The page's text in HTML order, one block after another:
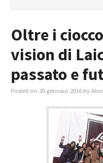
MASTER IN FOOD &
GIURISTI IN AZIENDA
Oltre i
vision di
passato e
Posted on 20 gennaio 2016 by